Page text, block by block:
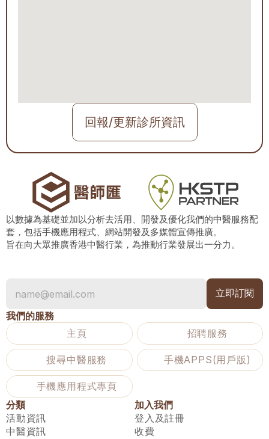
回報/更新診所資訊
以數據為基礎並加以分析去活用、開發及優化我們的中醫服務配
套，包括手機應用程式、網站開發及多媒體宣傳推廣。
旨在向大眾推廣香港中醫行業，為推動行業發展出一分力。
我們的服務
主頁
招聘服務
搜尋中醫服務 手機APPS(用戶版)
手機應用程式專頁
分類
活動資訊
中醫資訊
加入我們
登入及註冊
收費